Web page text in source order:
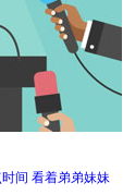
时间 看着弟弟妹妹